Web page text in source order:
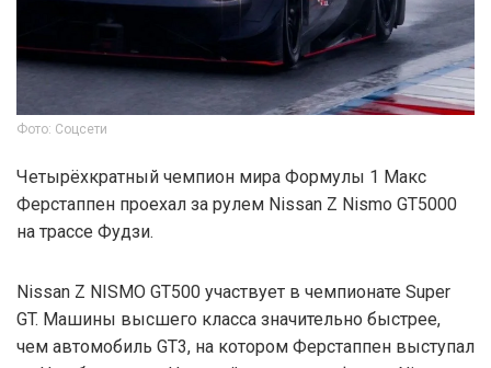
Фото: Соцсети
Четырёхкратный чемпион мира Формулы 1 Макс
Ферстаппен проехал за рулем Nissan Z Nismo GT5000
на трассе Фудзи.
Nissan Z NISMO GT500 участвует в чемпионате Super
GT. Машины высшего класса значительно быстрее,
чем автомобиль GT3, на котором Ферстаппен выступал